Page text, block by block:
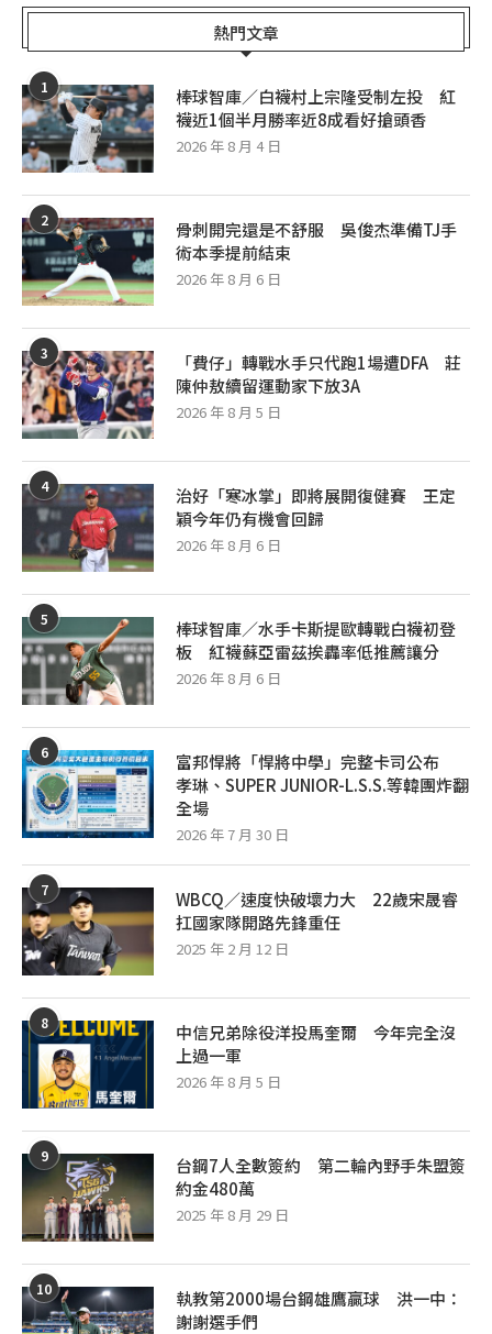
熱門文章
1
棒球智庫／白襪村上宗隆受制左投 紅
襪近1個半月勝率近8成看好搶頭香
2026 年 8 月 4 日
2
骨刺開完還是不舒服 吳俊杰準備TJ手
術本季提前結束
2026 年 8 月 6 日
3
「費仔」轉戰水手只代跑1場遭DFA 莊
陳仲敖續留運動家下放3A
2026 年 8 月 5 日
4
治好「寒冰掌」即將展開復健賽 王定
穎今年仍有機會回歸
2026 年 8 月 6 日
5
棒球智庫／水手卡斯提歐轉戰白襪初登
板 紅襪蘇亞雷茲挨轟率低推薦讓分
2026 年 8 月 6 日
6
富邦悍將「悍將中學」完整卡司公布
孝琳、SUPER JUNIOR-L.S.S.等韓團炸翻
全場
2026 年 7 月 30 日
7
WBCQ／速度快破壞力大 22歲宋晟睿
扛國家隊開路先鋒重任
2025 年 2 月 12 日
8
中信兄弟除役洋投馬奎爾 今年完全沒
上過一軍
2026 年 8 月 5 日
9
台鋼7人全數簽約 第二輪內野手朱盟簽
約金480萬
2025 年 8 月 29 日
10
執教第2000場台鋼雄鷹贏球 洪一中：
謝謝選手們